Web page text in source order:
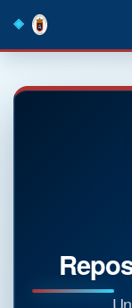
navigation